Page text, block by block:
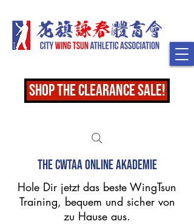
shop the clearance sale!
The CWTAA Online Akademie
Hole Dir jetzt das beste WingTsun
Training, bequem und sicher von
zu Hause aus.